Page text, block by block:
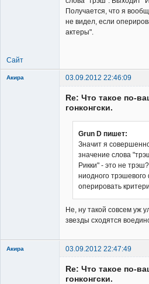
Получается, что я
не видел, если
актеры".
Сайт
Акира 03.09.2012 22:46:09
Re: Что такое по-
гонконгски.
Grun D пишет:
Значит я
значение слова
Рикки" - это не
ниодного
оперировать
Не, ну такой совсем уж
звезды сходятся
Акира 03.09.2012 22:47:49
Re: Что такое по-
гонконгски.